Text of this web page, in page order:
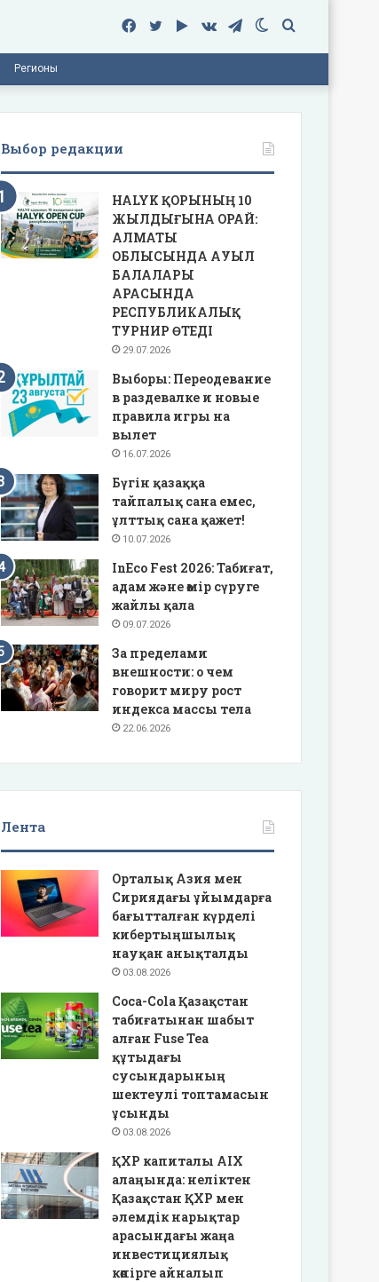
Поиск
Switch
Telegram
vk.com
Google
Twitter
Facebook
Регионы
Выбор редакции
HALYK ҚОРЫНЫҢ 10
ЖЫЛДЫҒЫНА ОРАЙ:
АЛМАТЫ
ОБЛЫСЫНДА АУЫЛ
БАЛАЛАРЫ
АРАСЫНДА
РЕСПУБЛИКАЛЫҚ
ТУРНИР ӨТЕДІ
29.07.2026
Выборы: Переодевание
в раздевалке и новые
правила игры на
вылет
16.07.2026
Бүгін қазаққа
тайпалық сана емес,
ұлттық сана қажет!
10.07.2026
InEco Fest 2026: Табиғат,
адам және өмір сүруге
жайлы қала
09.07.2026
За пределами
внешности: о чем
говорит миру рост
индекса массы тела
22.06.2026
Лента
Орталық Азия мен
Сириядағы ұйымдарға
бағытталған күрделі
кибертыңшылық
науқан анықталды
03.08.2026
Coca-Cola Қазақстан
табиғатынан шабыт
алған Fuse Tea
құтыдағы
сусындарының
шектеулі топтамасын
ұсынды
03.08.2026
ҚХР капиталы AIX
алаңында: неліктен
Қазақстан ҚХР мен
әлемдік нарықтар
арасындағы жаңа
инвестициялық
көпірге айналып